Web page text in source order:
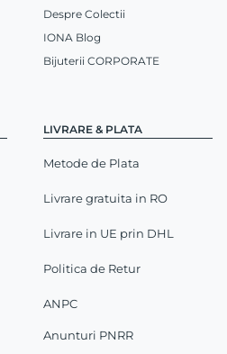
LIVRARE & PLATA
Metode de Plata
Livrare gratuita in RO
Livrare in UE prin DHL
Politica de Retur
ANPC
Anunturi PNRR
Despre Colectii
IONA Blog
Bijuterii CORPORATE